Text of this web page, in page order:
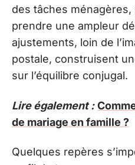
des tâches ménagères,
prendre une ampleur
ajustements, loin de
postale, construisent
sur l’équilibre conjugal.
Lire également :
de mariage en famille ?
Quelques repères